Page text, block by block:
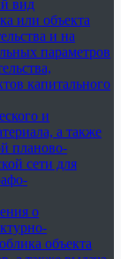
вид
или объекта
и на
параметров
капитального
и
а также
планово-
сети для
о
объекта